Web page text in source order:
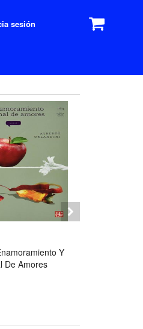
sesión
Y
De Amores